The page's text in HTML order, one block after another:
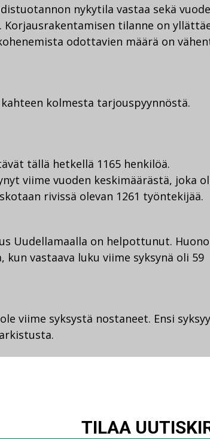
nykytila vastaa sekä
tilanne on
odottavien määrä on
kolmesta tarjouspyynnöstä.
tällä hetkellä 1165 henkilöä.
viime vuoden keskimäärästä, joka
rivissä olevan 1261 työntekijää.
Uudellamaalla on helpottunut.
vastaava luku viime syksynä oli 59
viime syksystä nostaneet. Ensi
70:lla ja laski 10 prosentilla vastaajista.
vuonna kuvasi joka toinen hyväksi,
20 prosenttia. Kannattavuuden
70 prosenttia ja paranemiseen 30
TILAA